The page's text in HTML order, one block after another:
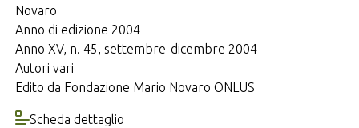
Novaro
Anno di edizione 2004
Anno XV, n. 45, settembre-dicembre 2004
Autori vari
Edito da Fondazione Mario Novaro ONLUS
Scheda dettaglio